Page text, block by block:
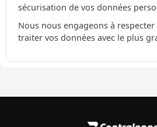
sécurisation de vos données
Nous nous engageons à
traiter vos données avec le plus